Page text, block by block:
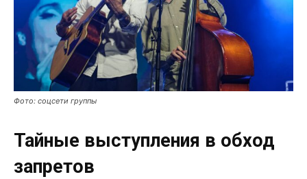
Фото: соцсети группы
Тайные выступления в обход
запретов